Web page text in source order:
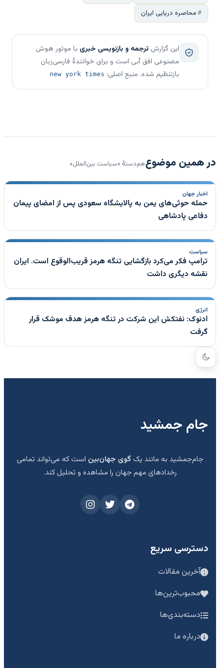
محاصره دریایی ایران
این گزارش ترجمه و بازنویسی خبری با موتور هوش
مصنوعی افق آبی است و برای خوانندهٔ فارسی‌زبان
بازتنظیم شده. منبع اصلی: new york times
در همین موضوعهم‌دستهٔ «سیاست بین‌الملل»
اخبار جهان
حمله حوثی‌های یمن به پالایشگاه سعودی پس از امضای پیمان
دفاعی پادشاهی
سیاست
ترامپ فکر می‌کرد بازگشایی تنگه هرمز قریب‌الوقوع است. ایران
نقشه دیگری داشت
انرژی
ادنوک: نفتکش این شرکت در تنگه هرمز هدف موشک قرار
گرفت
جام جمشید
جام‌جمشید به مانند یک گوی جهان‌بین است که می‌تواند تمامی
رخدادهای مهم جهان را مشاهده و تحلیل کند.
دسترسی سریع
آخرین مقالات
محبوب‌ترین‌ها
دسته‌بندی‌ها
درباره ما